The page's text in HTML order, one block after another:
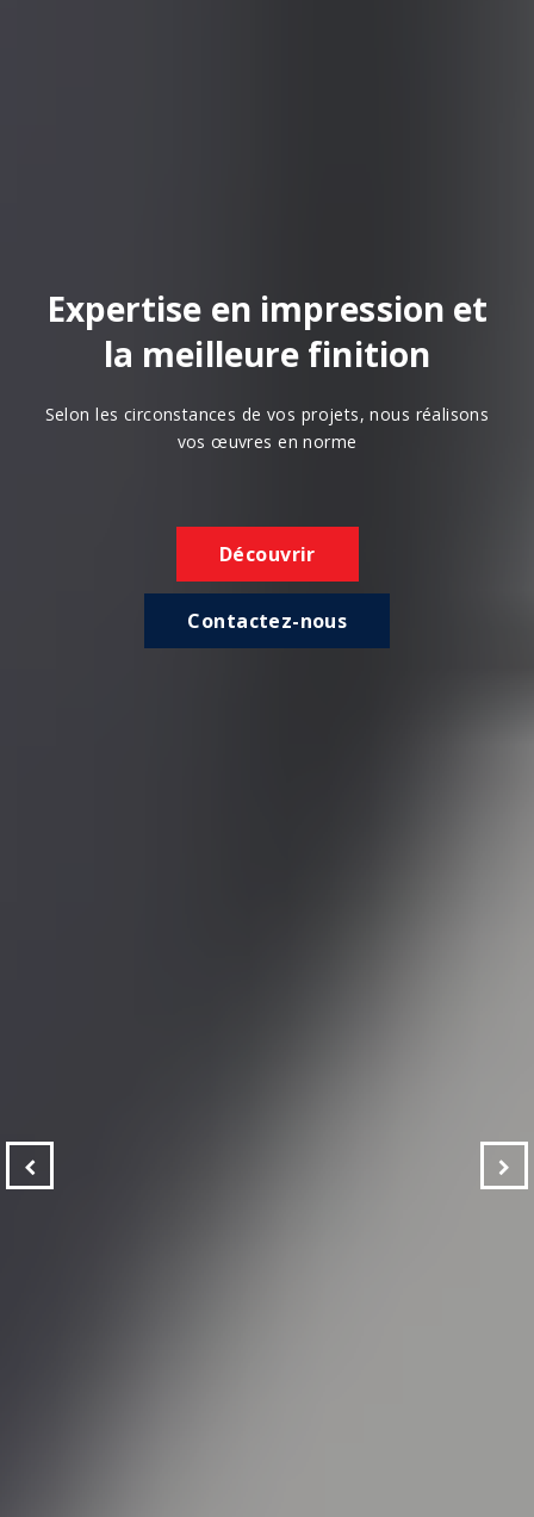
Expertise en impression et
la meilleure finition
Selon les circonstances de vos projets, nous réalisons
vos œuvres en norme
Découvrir
Contactez-nous